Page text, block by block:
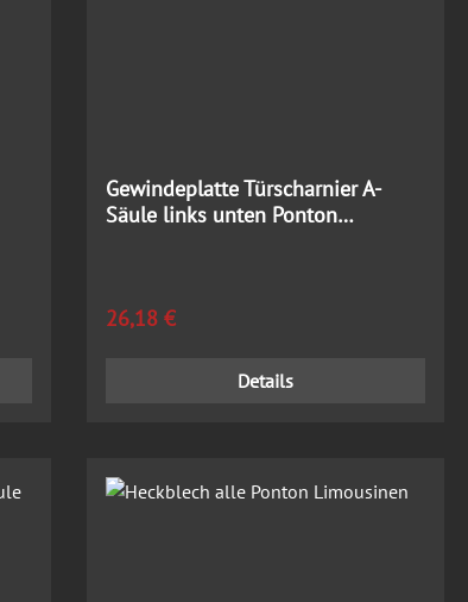
Gewindeplatte Türscharnier A-
Säule links unten Ponton
Regulärer Preis:
26,18 €
Details